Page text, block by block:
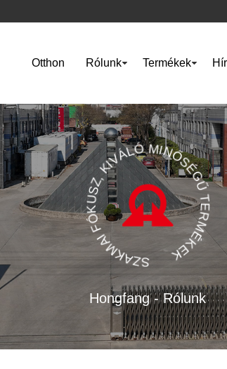
Otthon Rólunk Termékek Hír
SZAKMAI FÓKUSZ, KIVÁLÓ MINŐSÉGŰ
Hongfang - Rólunk